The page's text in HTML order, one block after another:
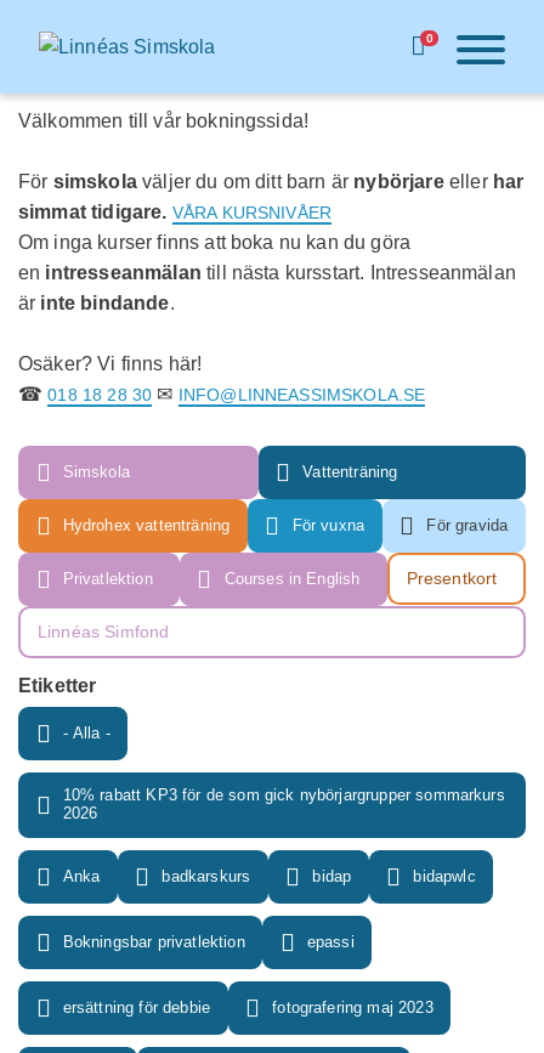
0
Till
Donera
Linnéas
Simfond!
Tillbaka
till
Varukorg
Välkommen till vår bokningssida!
För simskolaväljer du om ditt barn är nybörjareeller har
simmat tidigare. VÅRA KURSNIVÅER
Om inga kurser finns att boka nu kan du göra
en intresseanmälan till nästa kursstart. Intresseanmälan
är inte bindande.
Osäker? Vi finns här!
☎018 18 28 30 ✉ INFO@LINNEASSIMSKOLA.SE
Simskola Vattenträning
Hydrohex vattenträning För vuxna För gravida
Privatlektion Courses in English Presentkort
Linnéas Simfond
Etiketter
- Alla -
10% rabatt KP3 för de som gick nybörjargrupper sommarkurs
2026
Anka badkarskurs bidap bidapwlc
Bokningsbar privatlektion epassi
ersättning för debbie fotografering maj 2023